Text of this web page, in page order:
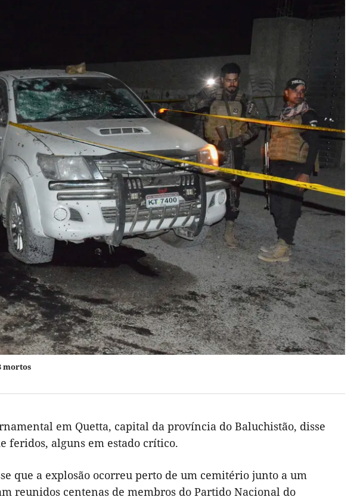
mortos
em Quetta, capital da província do Baluchistão, disse
feridos, alguns em estado crítico.
que a explosão ocorreu perto de um cemitério junto a um
reunidos centenas de membros do Partido Nacional do